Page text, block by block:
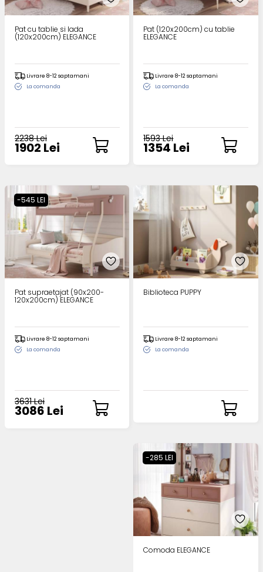
Pat cu tablie si lada
(120x200cm) ELEGANCE
Livrare 8-12 saptamani
La comanda
2238 Lei
1902 Lei
Pat (120x200cm) cu tablie
ELEGANCE
Livrare 8-12 saptamani
La comanda
1593 Lei
1354 Lei
-545 LEI
Pat supraetajat (90x200-
120x200cm) ELEGANCE
Livrare 8-12 saptamani
La comanda
3631 Lei
3086 Lei
Biblioteca PUPPY
Livrare 8-12 saptamani
La comanda
-285 LEI
Comoda ELEGANCE